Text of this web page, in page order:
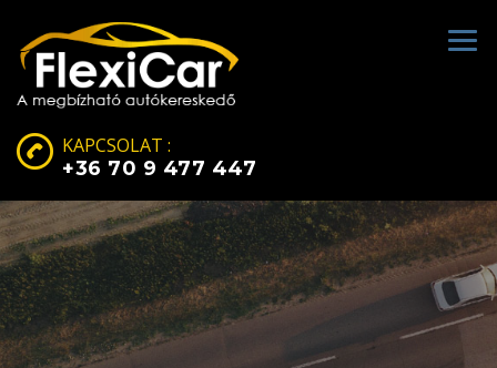
KAPCSOLAT :
+36 70 9 477 447